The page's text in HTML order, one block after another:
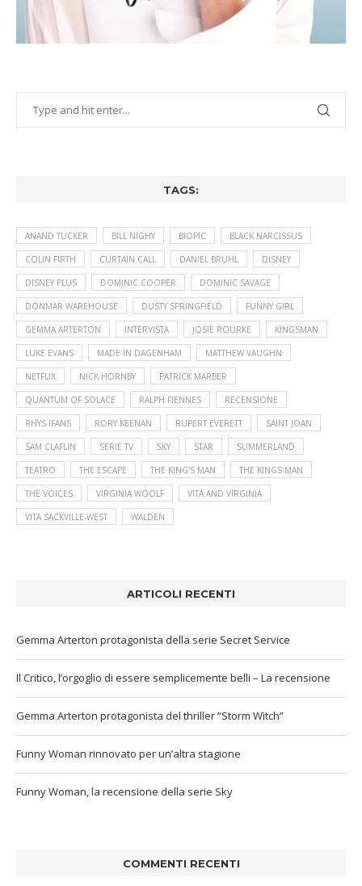
TAGS:
ANAND TUCKER BILL NIGHY BIOPIC BLACK NARCISSUS
COLIN FIRTH CURTAIN CALL DANIEL BRUHL DISNEY
DISNEY PLUS DOMINIC COOPER DOMINIC SAVAGE
DONMAR WAREHOUSE DUSTY SPRINGFIELD FUNNY GIRL
GEMMA ARTERTON INTERVISTA JOSIE ROURKE KINGSMAN
LUKE EVANS MADE IN DAGENHAM MATTHEW VAUGHN
NETFLIX NICK HORNBY PATRICK MARBER
QUANTUM OF SOLACE RALPH FIENNES RECENSIONE
RHYS IFANS RORY KEENAN RUPERT EVERETT SAINT JOAN
SAM CLAFLIN SERIE TV SKY STAR SUMMERLAND
TEATRO THE ESCAPE THE KING'S MAN THE KINGS MAN
THE VOICES VIRGINIA WOOLF VITA AND VIRGINIA
VITA SACKVILLE-WEST WALDEN
ARTICOLI RECENTI
Gemma Arterton protagonista della serie Secret Service
Il Critico, l’orgoglio di essere semplicemente belli – La recensione
Gemma Arterton protagonista del thriller “Storm Witch”
Funny Woman rinnovato per un’altra stagione
Funny Woman, la recensione della serie Sky
COMMENTI RECENTI